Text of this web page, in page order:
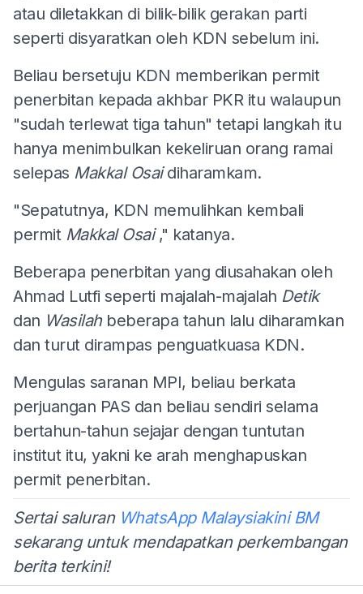
atau diletakkan di bilik-bilik gerakan parti
seperti disyaratkan oleh KDN sebelum ini.
Beliau bersetuju KDN memberikan permit
penerbitan kepada akhbar PKR itu walaupun
"sudah terlewat tiga tahun" tetapi langkah itu
hanya menimbulkan kekeliruan orang ramai
selepas Makkal Osaidiharamkam.
"Sepatutnya, KDN memulihkan kembali
permit Makkal Osai ," katanya.
Beberapa penerbitan yang diusahakan oleh
Ahmad Lutfi seperti majalah-majalah Detik
dan Wasilah beberapa tahun lalu diharamkan
dan turut dirampas penguatkuasa KDN.
Mengulas saranan MPI, beliau berkata
perjuangan PAS dan beliau sendiri selama
bertahun-tahun sejajar dengan tuntutan
institut itu, yakni ke arah menghapuskan
permit penerbitan.
Sertai saluran WhatsApp Malaysiakini BM
sekarang untuk mendapatkan perkembangan
berita terkini!